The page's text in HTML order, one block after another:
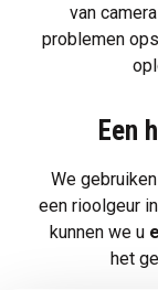
van
problemen
Een
We
een rioolgeur
kunnen we u
het